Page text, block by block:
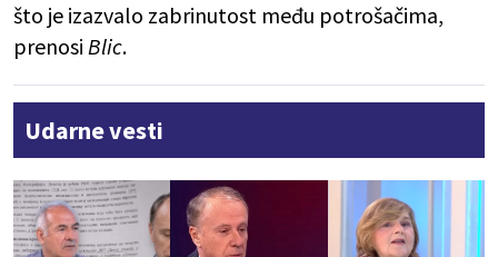
što je izazvalo zabrinutost među potrošačima,
prenosi Blic.
Udarne vesti